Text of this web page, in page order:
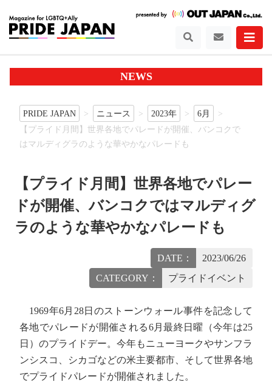
NEWS
PRIDE JAPAN ニュース 2023年
6月
【プライド月間】世界各地でパレードが開催、バンコクで
はマルディグラのような華やかなパレードも
【プライド月間】世界各地でパレー
ドが開催、バンコクではマルディグ
ラのような華やかなパレードも
DATE：
2023/06/26
CATEGORY：
プライドイベント
1969年6月28日のストーンウォール事件を記念して
各地でパレードが開催される6月最終日曜（今年は25
日）のプライドデー。今年もニューヨークやサンフラ
ンシスコ、シカゴなどの米主要都市、そして世界各地
でプライドパレードが開催されました。